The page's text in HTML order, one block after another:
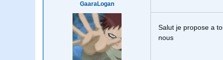
GaaraLogan
Salut je propose a
nous